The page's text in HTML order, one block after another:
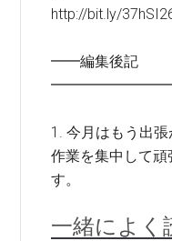
http://bit.ly/
━━編集後記
1. 今月はもう出
作業を集中して頑
す。
一緒によく